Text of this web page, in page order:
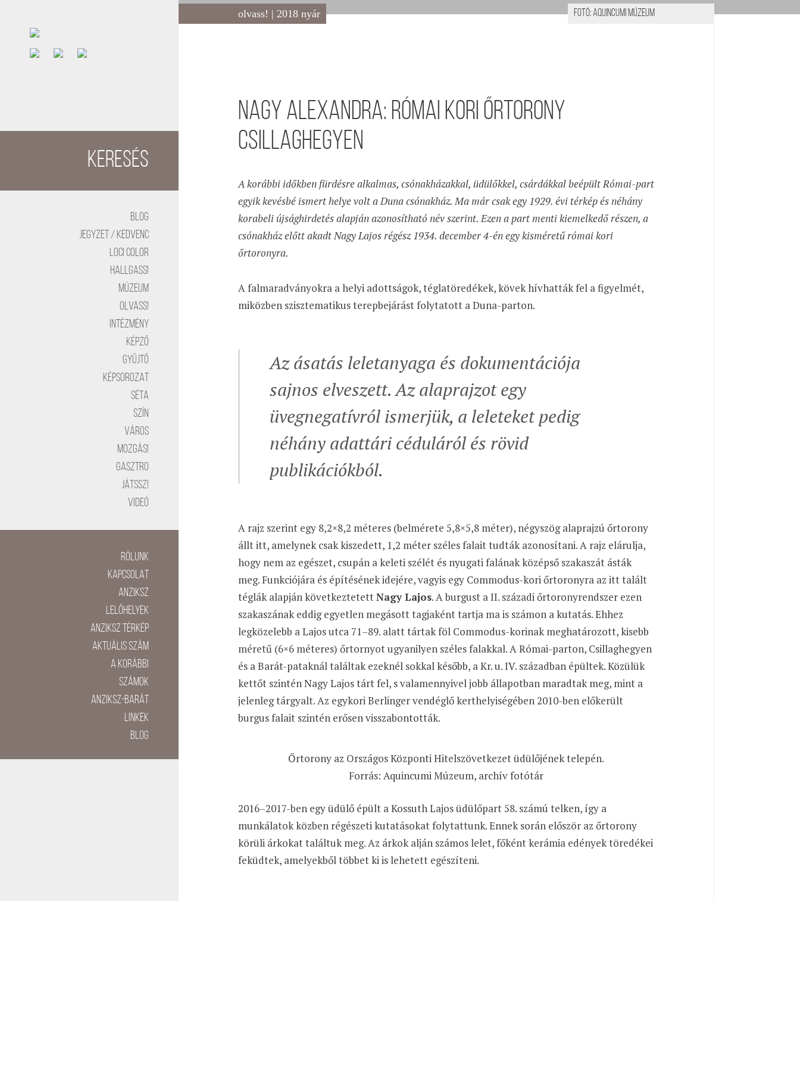
Keresés
BLOG
Jegyzet / kedvenc
Loci color
Hallgass!
Múzeum
Olvass!
Intézmény
Képző
Gyűjtő
Képsorozat
Séta
Szín
Város
Mozgás!
Gasztro
Játssz!
Videó
Rólunk
Kapcsolat
Anziksz
lelőhelyek
Anziksz térkép
Aktuális szám
A korábbi
számok
Anziksz-barát
linkek
BLOG
olvass! | 2018 nyár Fotó: Aquincumi Múzeum
Nagy Alexandra: Római kori őrtorony
Csillaghegyen
A korábbi időkben fürdésre alkalmas, csónakházakkal, üdülőkkel, csárdákkal beépült Római-part
egyik kevésbé ismert helye volt a Duna csónakház. Ma már csak egy 1929. évi térkép és néhány
korabeli újsághirdetés alapján azonosítható név szerint. Ezen a part menti kiemelkedő részen, a
csónakház előtt akadt Nagy Lajos régész 1934. december 4-én egy kisméretű római kori
őrtoronyra.
A falmaradványokra a helyi adottságok, téglatöredékek, kövek hívhatták fel a figyelmét,
miközben szisztematikus terepbejárást folytatott a Duna-parton.
Az ásatás leletanyaga és dokumentációja
sajnos elveszett. Az alaprajzot egy
üvegnegatívról ismerjük, a leleteket pedig
néhány adattári céduláról és rövid
publikációkból.
A rajz szerint egy 8,2×8,2 méteres (belmérete 5,8×5,8 méter), négyszög alaprajzú őrtorony
állt itt, amelynek csak kiszedett, 1,2 méter széles falait tudták azonosítani. A rajz elárulja,
hogy nem az egészet, csupán a keleti szélét és nyugati falának középső szakaszát ásták
meg. Funkciójára és építésének idejére, vagyis egy Commodus-kori őrtoronyra az itt talált
téglák alapján következtetettNagy Lajos. A burgust a II. századi őrtoronyrendszer ezen
szakaszának eddig egyetlen megásott tagjaként tartja ma is számon a kutatás. Ehhez
legközelebb a Lajos utca 71–89. alatt tártak föl Commodus-korinak meghatározott, kisebb
méretű (6×6 méteres) őrtornyot ugyanilyen széles falakkal. A Római-parton, Csillaghegyen
és a Barát-pataknál találtak ezeknél sokkal később, a Kr. u. IV. században épültek. Közülük
kettőt szintén Nagy Lajos tárt fel, s valamennyivel jobb állapotban maradtak meg, mint a
jelenleg tárgyalt. Az egykori Berlinger vendéglő kerthelyiségében 2010-ben előkerült
burgus falait szintén erősen visszabontották.
Őrtorony az Országos Központi Hitelszövetkezet üdülőjének telepén.
Forrás: Aquincumi Múzeum, archív fotótár
2016–2017-ben egy üdülő épült a Kossuth Lajos üdülőpart 58. számú telken, így a
munkálatok közben régészeti kutatásokat folytattunk. Ennek során először az őrtorony
körüli árkokat találtuk meg. Az árkok alján számos lelet, főként kerámia edények töredékei
feküdtek, amelyekből többet ki is lehetett egészíteni.